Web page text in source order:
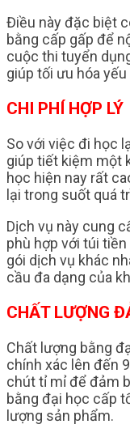
Điều này đặc biệt
bằng cấp gấp để
cuộc thi tuyển
giúp tối ưu hóa yếu
CHI PHÍ HỢP LÝ
So với việc đi học
giúp tiết kiệm một
học hiện nay rất
lại trong suốt quá
Dịch vụ này cung
phù hợp với túi
gói dịch vụ khác
cầu đa dạng của
CHẤT LƯỢNG
Chất lượng bằng
chính xác lên đến
chút tỉ mỉ để đảm
bằng đại học cấp
lượng sản phẩm.